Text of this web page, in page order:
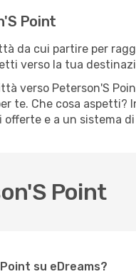
Point
da cui partire per
verso la tua
verso Peterson'S
te. Che cosa aspetti?
e a un sistema
Point
su eDreams?